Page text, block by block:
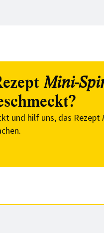
Mini-
und hilf uns, das Rezept